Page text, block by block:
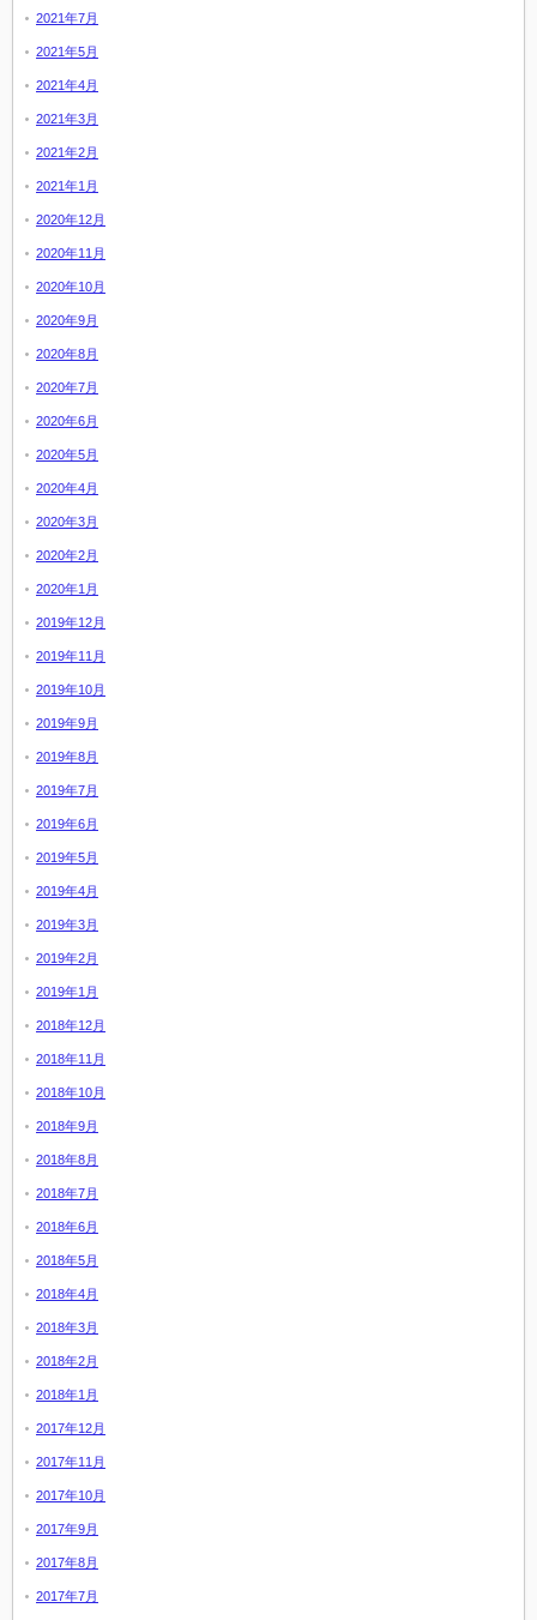
2021年7月
2021年5月
2021年4月
2021年3月
2021年2月
2021年1月
2020年12月
2020年11月
2020年10月
2020年9月
2020年8月
2020年7月
2020年6月
2020年5月
2020年4月
2020年3月
2020年2月
2020年1月
2019年12月
2019年11月
2019年10月
2019年9月
2019年8月
2019年7月
2019年6月
2019年5月
2019年4月
2019年3月
2019年2月
2019年1月
2018年12月
2018年11月
2018年10月
2018年9月
2018年8月
2018年7月
2018年6月
2018年5月
2018年4月
2018年3月
2018年2月
2018年1月
2017年12月
2017年11月
2017年10月
2017年9月
2017年8月
2017年7月